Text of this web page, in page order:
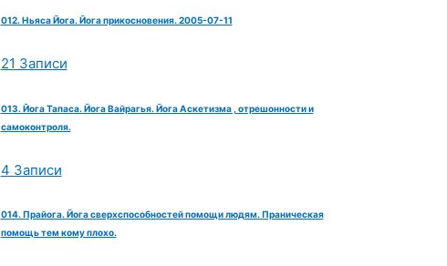
012. Ньяса Йога. Йога прикосновения. 2005-07-11
21 Записи
013. Йога Тапаса. Йога Вайрагья. Йога Аскетизма , отрешонности и
самоконтроля.
4 Записи
014. Прайога. Йога сверхспособностей помощи людям. Праническая
помощь тем кому плохо.